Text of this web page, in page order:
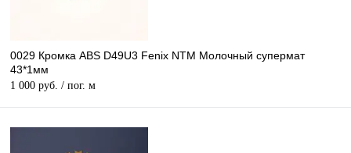
0029 Кромка ABS D49U3 Fenix NTM Молочный супермат
43*1мм
1 000 руб. / пог. м